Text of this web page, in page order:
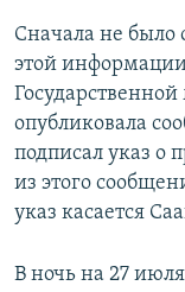
Сначала не
этой
опубликовала
подписал указ о
из этого
указ касается
В ночь на 27